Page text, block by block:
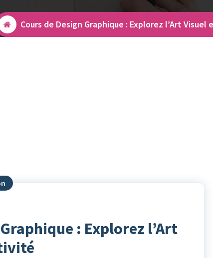
Cours de Design Graphique : Explorez l’Art
: Explorez l’Art